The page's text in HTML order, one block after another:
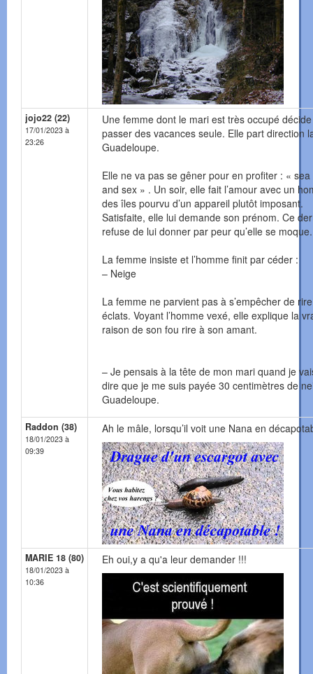
jojo22 (22)
17/01/2023 à
23:26
Une femme dont le mari est très occupé
passer des vacances seule. Elle part direction
Guadeloupe.
Elle ne va pas se gêner pour en profiter : « sea
and sex » . Un soir, elle fait l’amour avec un
des îles pourvu d’un appareil plutôt imposant.
Satisfaite, elle lui demande son prénom. Ce
refuse de lui donner par peur qu’elle se moque.
La femme insiste et l’homme finit par céder :
– Neige
La femme ne parvient pas à s’empêcher de
éclats. Voyant l’homme vexé, elle explique la
raison de son fou rire à son amant.
– Je pensais à la tête de mon mari quand je
dire que je me suis payée 30 centimètres de
Guadeloupe.
Raddon (38)
18/01/2023 à
09:39
Ah le mâle, lorsqu’il voit une Nana en
MARIE 18 (80)
18/01/2023 à
10:36
Eh oui,y a qu'a leur demander !!!